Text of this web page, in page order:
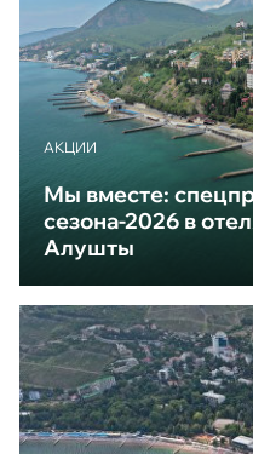
АКЦИИ
Мы вместе:
сезона-2026 в
Алушты